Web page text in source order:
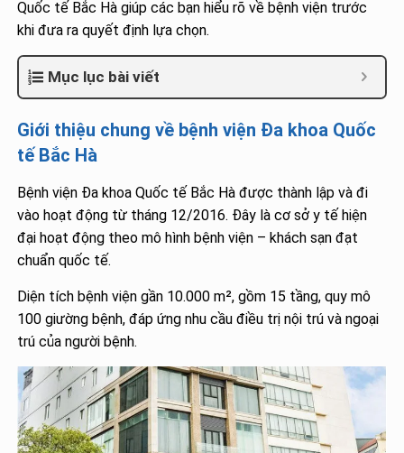
Quốc tế Bắc Hà giúp các bạn hiểu rõ về bệnh viện trước
khi đưa ra quyết định lựa chọn.
Mục lục bài viết
Giới thiệu chung về bệnh viện Đa khoa Quốc
tế Bắc Hà
Bệnh viện Đa khoa Quốc tế Bắc Hà được thành lập và đi
vào hoạt động từ tháng 12/2016. Đây là cơ sở y tế hiện
đại hoạt động theo mô hình bệnh viện – khách sạn đạt
chuẩn quốc tế.
Diện tích bệnh viện gần 10.000 m², gồm 15 tầng, quy mô
100 giường bệnh, đáp ứng nhu cầu điều trị nội trú và ngoại
trú của người bệnh.